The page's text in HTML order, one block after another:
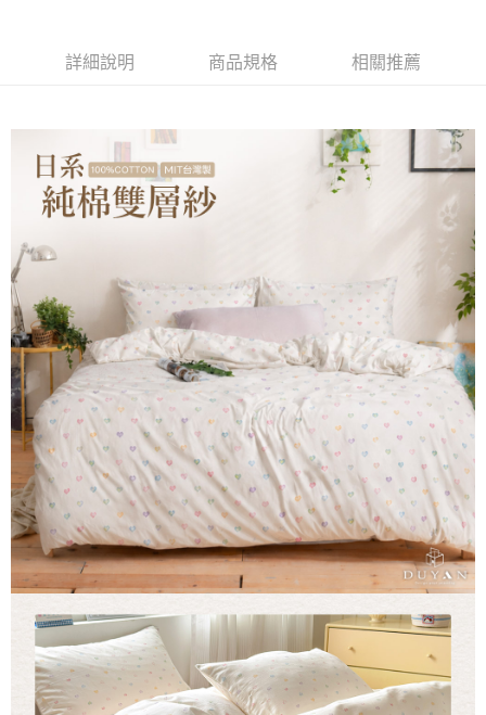
相關說明
流程，驗證手機門號後，選擇欲分期的期數、繳款截止日，確認付款後即完
成交易。
3.實際核准額度、可分期數及費用金額請依後續交易確認頁面所載為準。
4.訂單成立30分鐘內，如未前往確認交易或遇審核未通過，訂單將自動取
消。如遇「轉專審核」未通過狀況，表示未達大哥付你分期系統評分，恕無
法說明評估內容。
【繳款方式說明】
1.分期款項不併入電信帳單，「大哥付你分期」於每月結算日後寄送繳費提
醒簡訊。
2.透過簡訊連結打開帳單後，可選擇「超商條碼／台灣大直營門市／銀行轉
帳／街口支付／iPASS MONEY」等通路繳費。
【注意事項】
1.本服務係由「台灣大哥大股份有限公司」（以下簡稱本公司）所提供，讓
用戶於交易時，得透過本服務購買商品或服務，並由商店將買賣／分期付款
買賣價金債權讓與本公司後，依約使用本公司帳單繳交帳款。
2.基於同意付款使用「大哥付你分期」之契約關係目的，商店將以您的個人
資料（包含姓名、電話或地址）提供予台灣大哥大進項蒐集、處理及利用，
由本公司與您本人進行分期帳單所需資料之確認、核對及更正。
3.完整用戶服務條款，請詳閱以下連結： https://oppay.tw/userRule
相關說明
【關於「AFTEE先享後付」】
AFTEE先享後付是「在收到商品之後才付款」的支付方式。 讓您購物簡單
便利好安心！
１．簡單：不需註冊會員、不需綁卡、不需儲值。
３．安心：先確認商品／服務後，再付款。
【「AFTEE先享後付」結帳流程】
１．於結帳方式選擇「AFTEE先享後付」後，將跳轉至「AFTEE先享後付」
結帳頁面，進行簡訊認證並確認金額後，即可完成結帳。
２．訂單成立數日內，您將收到繳費通知簡訊。
３．收到繳費通知簡訊後14天內，點擊此簡訊中的連結，可透過四大超商／
ATM／網路銀行／等多元方式進行付款，方視為交易完成。
※ 請注意：結帳手續完成當下不需立刻繳費，但若您需要取消訂單，請聯絡
購買商品的店家。未經商家同意取消之訂單仍視為有效，需透過AFTEE先享
後付繳納相關費用。
※ 交易是否成功請以「AFTEE先享後付 」之結帳頁面顯示為準，若有關於
是否繳費成功／繳費後需取消欲退款等相關疑問，請聯繫「AFTEE先享後付
客戶支援中心」
https://netprotections.freshdesk.com/support/home
【注意事項】
１．透過由恩沛科技股份有限公司提供之「AFTEE先享後付」服務完成之交
易，需依本服務之必要範圍內提供個人資料，並將交易相關給付款項請求債
２．關於個人資料處理事宜，請瀏覽以下網址：
https://aftee.tw/terms/#terms3
３．未成年的使用者請事先徵得法定代理人或監護人之同意方可使用
「AFTEE先享後付」，若未經同意申辦者引起之損失，本公司不負相關責
任。
Hami Point
相關說明
「Hami Point」為中華電信所提供之點數服務，可於會員專區綁定中華電信
會員帳號後，即可在購物車使用 Hami Point 折抵消費金額 (1點等於1元)。
全家取貨付款
每筆NT$60，滿NT$699(含以上)免運費
付款後全家取貨
每筆NT$60，滿NT$699(含以上)免運費
7-11取貨付款
每筆NT$60，滿NT$999(含以上)免運費
付款後7-11取貨
每筆NT$60，滿NT$999(含以上)免運費
每筆NT$80，滿NT$999(含以上)免運費
詳細說明 商品規格 相關推薦